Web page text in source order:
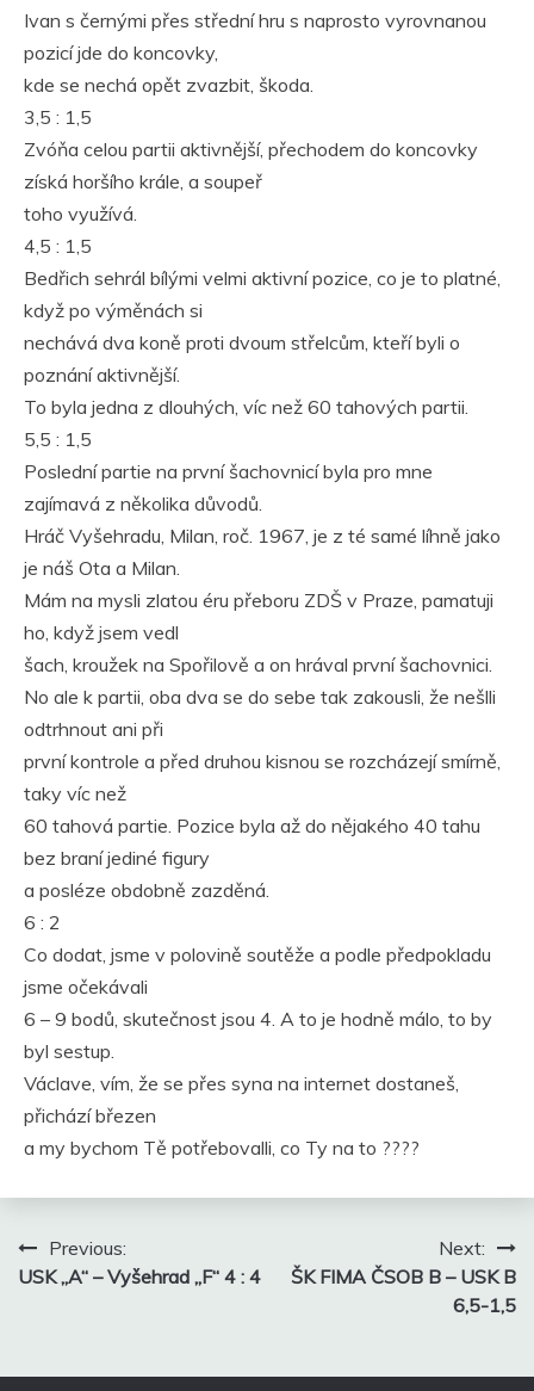
Ivan s černými přes střední hru s naprosto vyrovnanou
pozicí jde do koncovky,
kde se nechá opět zvazbit, škoda.
3,5 : 1,5
Zvóňa celou partii aktivnější, přechodem do koncovky
získá horšího krále, a soupeř
toho využívá.
4,5 : 1,5
Bedřich sehrál bílými velmi aktivní pozice, co je to platné,
když po výměnách si
nechává dva koně proti dvoum střelcům, kteří byli o
poznání aktivnější.
To byla jedna z dlouhých, víc než 60 tahových partii.
5,5 : 1,5
Poslední partie na první šachovnicí byla pro mne
zajímavá z několika důvodů.
Hráč Vyšehradu, Milan, roč. 1967, je z té samé líhně jako
je náš Ota a Milan.
Mám na mysli zlatou éru přeboru ZDŠ v Praze, pamatuji
ho, když jsem vedl
šach, kroužek na Spořilově a on hrával první šachovnici.
No ale k partii, oba dva se do sebe tak zakousli, že nešlli
odtrhnout ani při
první kontrole a před druhou kisnou se rozcházejí smírně,
taky víc než
60 tahová partie. Pozice byla až do nějakého 40 tahu
bez braní jediné figury
a posléze obdobně zazděná.
6 : 2
Co dodat, jsme v polovině soutěže a podle předpokladu
jsme očekávali
6 – 9 bodů, skutečnost jsou 4. A to je hodně málo, to by
byl sestup.
Václave, vím, že se přes syna na internet dostaneš,
přichází březen
a my bychom Tě potřebovalli, co Ty na to ????
Navigace
příspěvek
Previous:
USK „A“ – Vyšehrad „F“ 4 : 4
Next:
ŠK FIMA ČSOB B – USK B
6,5-1,5